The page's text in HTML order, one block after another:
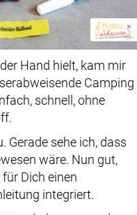
Hand hielt, kam mir
Camping
schnell, ohne
Gerade sehe ich, dass
wäre. Nun gut,
Dich einen
integriert.